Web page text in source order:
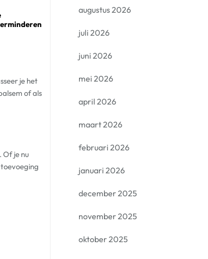
je het
of als
Of je nu
augustus 2026
juli 2026
juni 2026
mei 2026
april 2026
maart 2026
februari 2026
januari 2026
december 2025
november 2025
oktober 2025